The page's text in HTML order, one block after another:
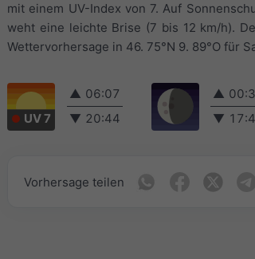
mit einem UV-Index von 7. Auf
weht eine leichte Brise (7 bis 12 km/h).
Wettervorhersage in 46. 75°N 9. 89°O für
UV 7
▲ 06:07
▼ 20:44
▲
▼
Vorhersage teilen